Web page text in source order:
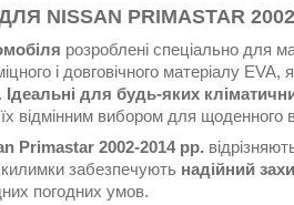
NISSAN PRIMASTAR
розроблені спеціально для
і довговічного матеріалу
Ідеальні для будь-яких
відмінним вибором для щоденного
Primastar 2002-2014 рр.
забезпечують надійний
погодних умов.